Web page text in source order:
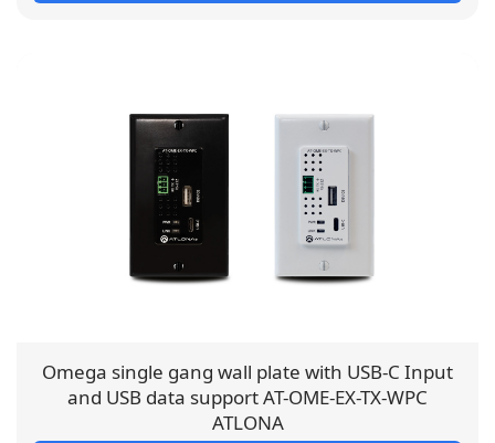
Omega single gang wall plate with USB-C Input
and USB data support AT-OME-EX-TX-WPC
ATLONA